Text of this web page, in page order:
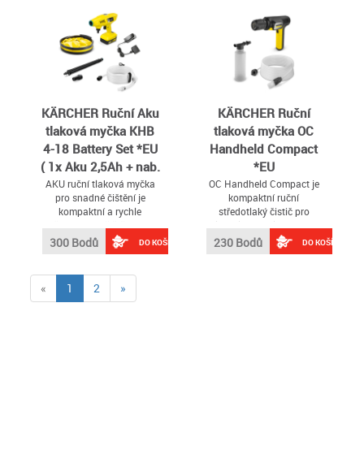
KÄRCHER Ruční Aku
tlaková myčka KHB
4-18 Battery Set *EU
( 1x Aku 2,5Ah + nab.
)
AKU ruční tlaková myčka
pro snadné čištění je
kompaktní a rychle
dlouhých příprav
300 Bodů DO KOŠÍKU
KÄRCHER Ruční
tlaková myčka OC
Handheld Compact
*EU
OC Handheld Compact je
kompaktní ruční
středotlaký čistič pro
flexibilní mobilní použití
230 Bodů DO KOŠÍKU
« 1 (current)
2 »